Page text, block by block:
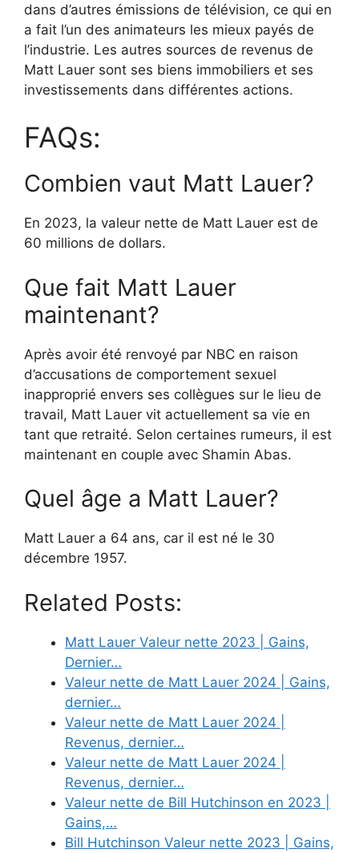
dans d’autres émissions de télévision, ce qui en
a fait l’un des animateurs les mieux payés de
l’industrie. Les autres sources de revenus de
Matt Lauer sont ses biens immobiliers et ses
investissements dans différentes actions.
FAQs:
Combien vaut Matt Lauer?
En 2023, la valeur nette de Matt Lauer est de
60 millions de dollars.
Que fait Matt Lauer
maintenant?
Après avoir été renvoyé par NBC en raison
d’accusations de comportement sexuel
inapproprié envers ses collègues sur le lieu de
travail, Matt Lauer vit actuellement sa vie en
tant que retraité. Selon certaines rumeurs, il est
maintenant en couple avec Shamin Abas.
Quel âge a Matt Lauer?
Matt Lauer a 64 ans, car il est né le 30
décembre 1957.
Related Posts:
Matt Lauer Valeur nette 2023 | Gains,
Dernier…
Valeur nette de Matt Lauer 2024 | Gains,
dernier…
Valeur nette de Matt Lauer 2024 |
Revenus, dernier…
Valeur nette de Matt Lauer 2024 |
Revenus, dernier…
Valeur nette de Bill Hutchinson en 2023 |
Gains,…
Bill Hutchinson Valeur nette 2023 | Gains,